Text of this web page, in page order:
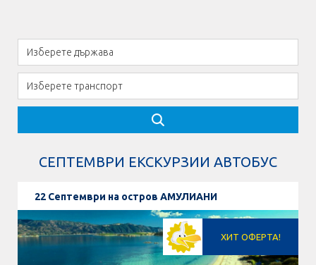
СЕПТЕМВРИ ЕКСКУРЗИИ АВТОБУС
22 Септември на остров АМУЛИАНИ
ХИТ ОФЕРТА!